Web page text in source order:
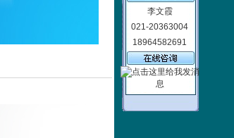
李文霞
021-20363004
18964582691